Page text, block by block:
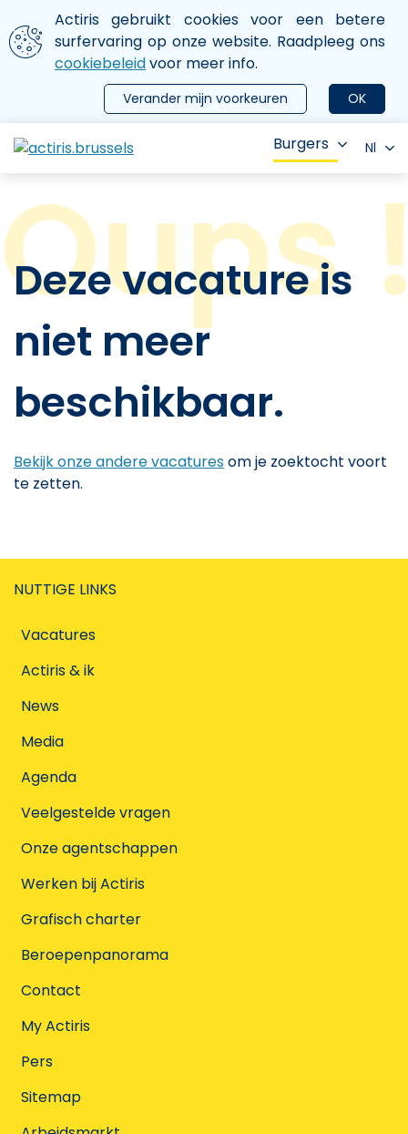
Aller au contenu principal
We gebruiken cookies
Actiris gebruikt cookies voor een betere
surfervaring op onze website. Raadpleeg ons
cookiebeleidvoor meer info.
OK
Verander mijn voorkeuren
le menu
Burgers Nl
Deze vacature is
niet meer
beschikbaar.
Bekijk onze andere vacaturesom je zoektocht voort
te zetten.
NUTTIGE LINKS
Vacatures
Actiris & ik
News
Media
Agenda
Veelgestelde vragen
Onze agentschappen
Werken bij Actiris
Grafisch charter
Beroepenpanorama
Contact
My Actiris
Pers
Sitemap